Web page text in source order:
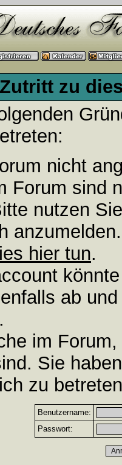
zu
nicht
Forum sind
nutzen
hier tun.
ab
im
Sie
zu
Benutzername:
Passwort: